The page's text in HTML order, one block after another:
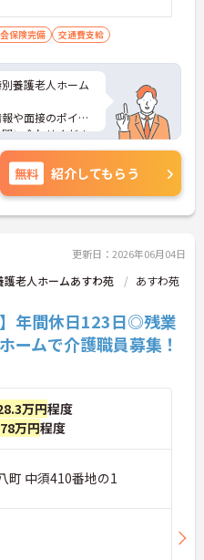
保険完備 交通費支給
養護老人ホーム
や面接のポイン
い合わせくださ
無料 紹介してもらう
更新日：2026年06月04日
老人ホームあすわ苑
あすわ苑
】年間休日123日◎残業
ームで介護職員募集！
万円程度
万円程度
町 中須410番地の1